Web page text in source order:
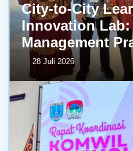
City-to-City
Innovation Lab:
Management
28 Juli 2026